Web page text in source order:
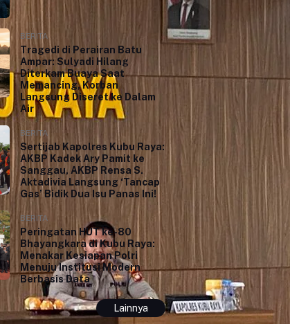
BERITA
Tragedi di Perairan Batu
Ampar: Sulyadi Hilang
Diterkam Buaya Saat
Memancing, Korban
Langsung Diseret ke Dalam
Air
BERITA
Sertijab Kapolres Kubu Raya:
AKBP Kadek Ary Pamit ke
Sanggau, AKBP Rensa S.
Aktadivia Langsung ‘Tancap
Gas’ Bidik Dua Isu Panas Ini!
BERITA
Peringatan HUT ke-80
Bhayangkara di Kubu Raya:
Menakar Kesiapan Polri
Menuju Institusi Modern
Berbasis Data
Lainnya